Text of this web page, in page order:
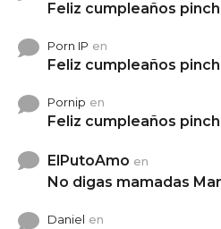
Feliz cumpleaños
Porn IP en
Feliz cumpleaños
Pornip en
Feliz cumpleaños
ElPutoAmo en
No digas mamadas
Daniel en